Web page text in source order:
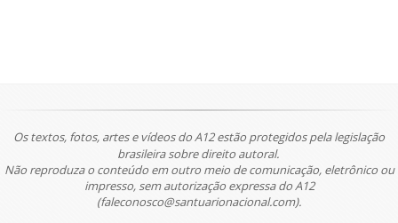
Os textos, fotos, artes e vídeos do A12 estão protegidos pela legislação
brasileira sobre direito autoral.
Não reproduza o conteúdo em outro meio de comunicação, eletrônico ou
impresso, sem autorização expressa do A12
(faleconosco@santuarionacional.com).